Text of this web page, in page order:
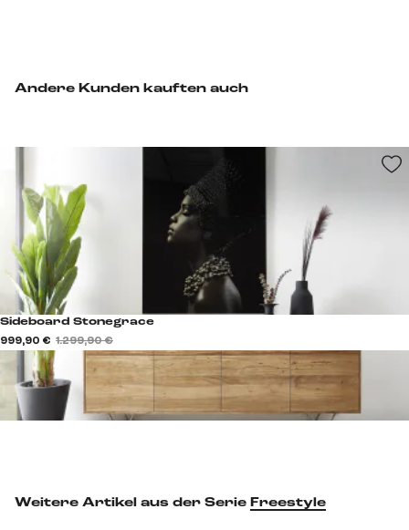
Weitere Artikel aus der Serie Freestyle
Andere Kunden kauften auch
Sideboard Stonegrace
999,90 € 1.299,90 €